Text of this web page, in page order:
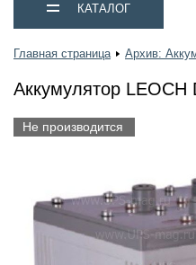
КАТАЛОГ
Главная страница Архив:
Аккумулятор
Не производится